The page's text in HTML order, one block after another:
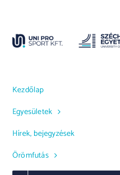
Kezdőlap
Egyesületek
Hírek, bejegyzések
Örömfutás